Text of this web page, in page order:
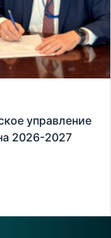
управление
2026-2027